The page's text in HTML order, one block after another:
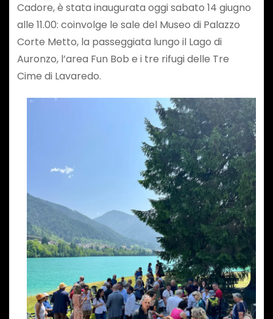
Cadore, è stata inaugurata oggi sabato 14 giugno
alle 11.00: coinvolge le sale del Museo di Palazzo
Corte Metto, la passeggiata lungo il Lago di
Auronzo, l’area Fun Bob e i tre rifugi delle Tre
Cime di Lavaredo.